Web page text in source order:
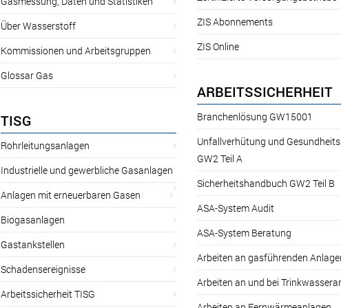
Über Wasserstoff
Kommissionen und Arbeitsgruppen
Glossar Gas
TISG
Rohrleitungsanlagen
Industrielle und gewerbliche Gasanlagen
Anlagen mit erneuerbaren Gasen
Biogasanlagen
Gastankstellen
Schadensereignisse
Arbeitssicherheit TISG
ZIS Abonnements
ZIS Online
ARBEITSSICHERHEIT
Branchenlösung GW15001
Unfallverhütung und
GW2 Teil A
Sicherheitshandbuch GW2 Teil B
ASA-System Audit
ASA-System Beratung
Arbeiten an gasführenden
Arbeiten an und bei